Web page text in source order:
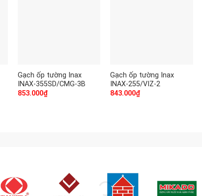
Gạch ốp tường Inax
INAX-355SD/CMG-3B
853.000₫
Gạch ốp tường Inax
INAX-255/VIZ-2
843.000₫